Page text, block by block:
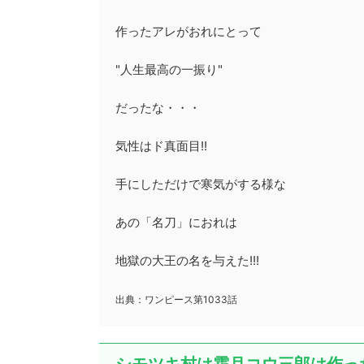
作ったアレがおれにとって
"人生最高の一振り"
だったな・・・
気性はド真面目!!
手にしただけで寒気がする様な
あの「名刀」におれは
地獄の大王の名を与えた!!!
出典：ワンピース第1033話